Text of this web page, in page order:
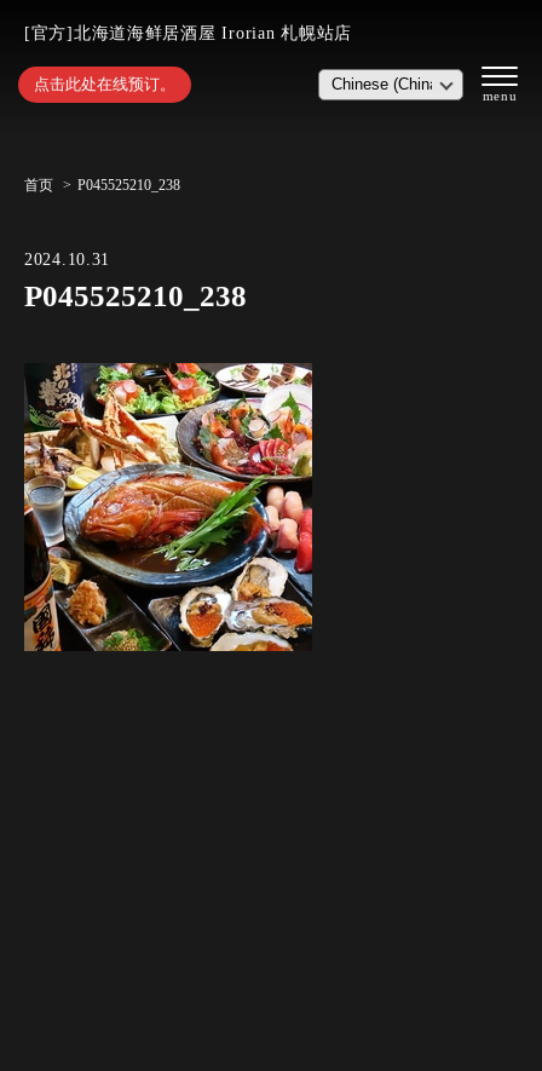
[官方]北海道海鲜居酒屋 Irorian 札幌站店
点击此处在线预订。
首页 P045525210_238
2024.10.31
P045525210_238